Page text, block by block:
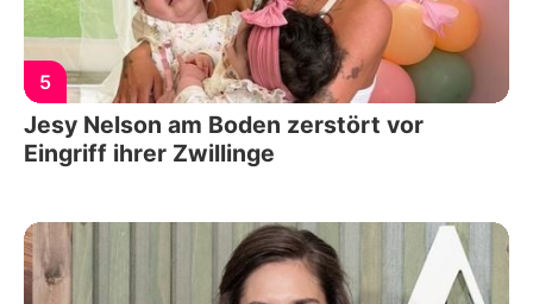
5
Jesy Nelson am Boden zerstört vor
Eingriff ihrer Zwillinge